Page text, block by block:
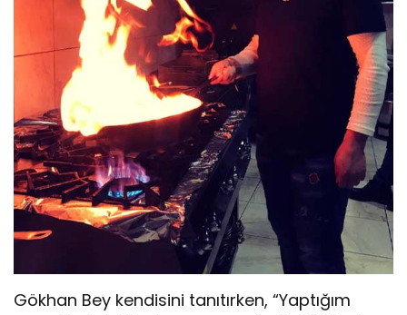
Gökhan Bey kendisini tanıtırken, “Yaptığım